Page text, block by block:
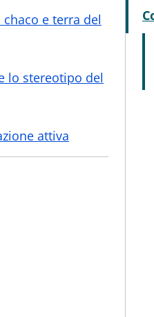
e terra del
lo stereotipo del
attiva